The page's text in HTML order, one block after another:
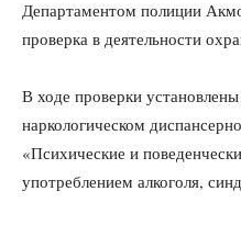
Департаментом полиции
проверка в деятельности
В ходе проверки
наркологическом
«Психические и
употреблением алкоголя,